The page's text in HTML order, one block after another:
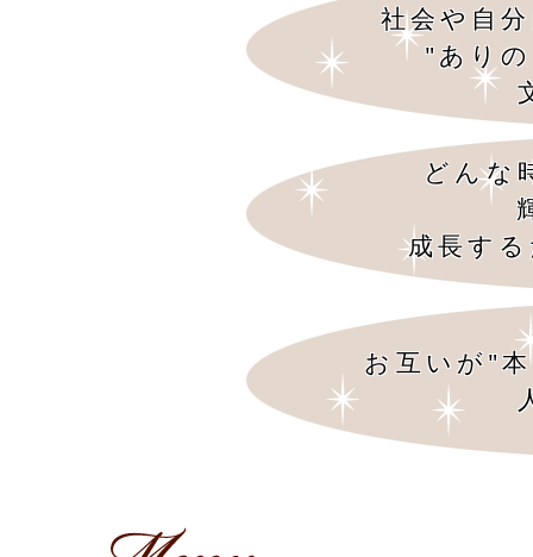
社会や自
"あり
どんな
成長す
お互いが"